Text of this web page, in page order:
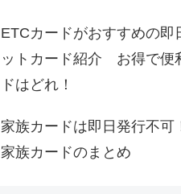
ETCカードがおすすめの即
ットカード紹介 お得で便
ドはどれ！
家族カードは即日発行不可
家族カードのまとめ